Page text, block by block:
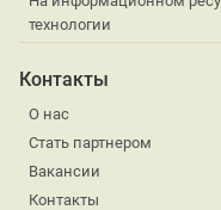
технологии
Контакты
О нас
Стать партнером
Вакансии
Контакты